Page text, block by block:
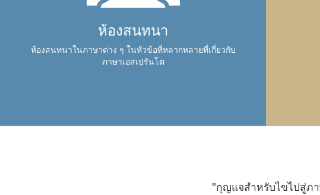
ห้องสนทนา
ห้องสนทนาในภาษาต่าง ๆ ในหัวข้อที่หลากหลายที่เกี่ยวกับ
ภาษาเอสเปรันโต
"กุญแจสำหรับไขไปสู่ภ